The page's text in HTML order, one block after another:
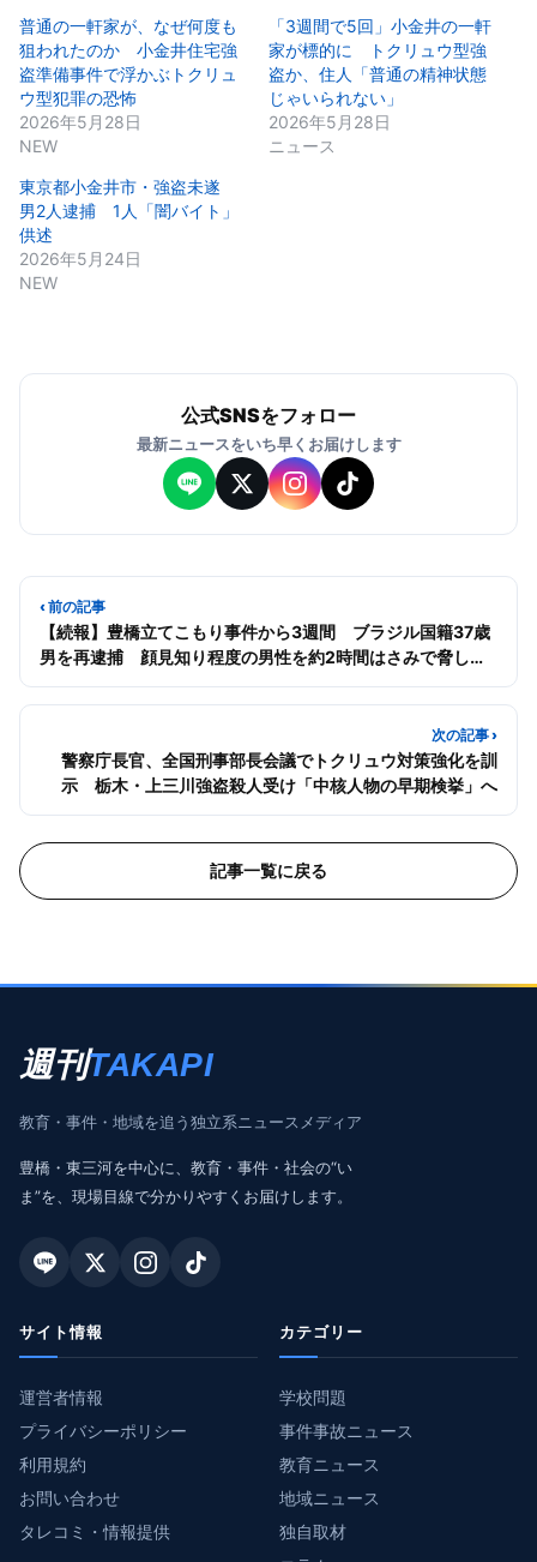
普通の一軒家が、なぜ何度も
狙われたのか 小金井住宅強
盗準備事件で浮かぶトクリュ
ウ型犯罪の恐怖
2026年5月28日
NEW
「3週間で5回」小金井の一軒
家が標的に トクリュウ型強
盗か、住人「普通の精神状態
じゃいられない」
2026年5月28日
ニュース
東京都小金井市・強盗未遂
男2人逮捕 1人「闇バイト」
供述
2026年5月24日
NEW
公式SNSをフォロー
最新ニュースをいち早くお届けします
‹ 前の記事
【続報】豊橋立てこもり事件から3週間 ブラジル国籍37歳
男を再逮捕 顔見知り程度の男性を約2時間はさみで脅した
疑い
次の記事 ›
警察庁長官、全国刑事部長会議でトクリュウ対策強化を訓
示 栃木・上三川強盗殺人受け「中核人物の早期検挙」へ
記事一覧に戻る
週刊TAKAPI
教育・事件・地域を追う独立系ニュースメディア
豊橋・東三河を中心に、教育・事件・社会の“い
ま”を、現場目線で分かりやすくお届けします。
サイト情報
運営者情報
プライバシーポリシー
利用規約
お問い合わせ
タレコミ・情報提供
カテゴリー
学校問題
事件事故ニュース
教育ニュース
地域ニュース
独自取材